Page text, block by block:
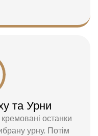
та Урни
останки
урну. Потім